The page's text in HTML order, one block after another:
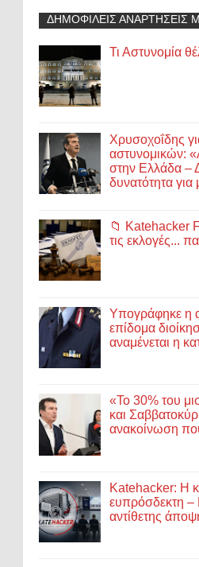
ΔΗΜΟΦΙΛΕΙΣ ΑΝΑΡΤΗΣΕΙΣ
Τι Αστυνομία
Χρυσοχοΐδης
αστυνομικών:
στην Ελλάδα –
δυνατότητα για
📁 Katehacker
τις εκλογές...
Υπογράφηκε η
επίδομα
αναμένεται η
«Το 30% του
και
ανακοίνωση
Katehacker: Η
ευπρόσδεκτη
αντίθετης